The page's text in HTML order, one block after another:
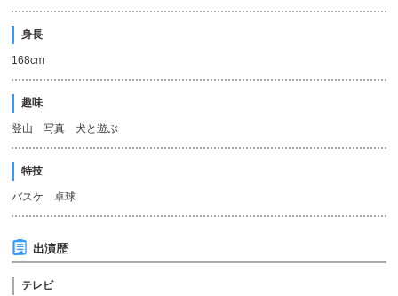
身長
168cm
趣味
登山 写真 犬と遊ぶ
特技
バスケ 卓球
出演歴
テレビ